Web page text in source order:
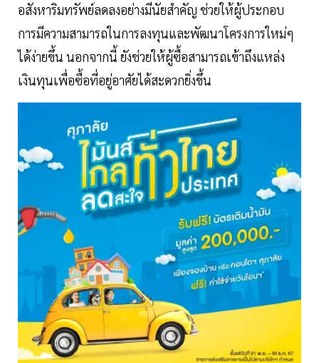
อสังหาริมทรัพย์ลดลงอย่างมีนัยสำคัญ ช่วยให้ผู้ประกอบ
การมีความสามารถในการลงทุนและพัฒนาโครงการใหม่ๆ
ได้ง่ายขึ้น นอกจากนี้ ยังช่วยให้ผู้ซื้อสามารถเข้าถึงแหล่ง
เงินทุนเพื่อซื้อที่อยู่อาศัยได้สะดวกยิ่งขึ้น